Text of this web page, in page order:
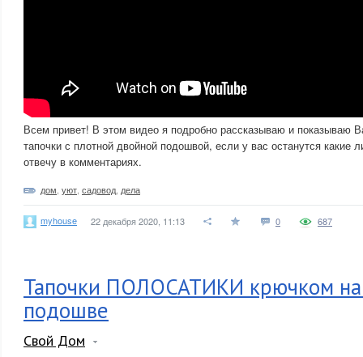
Всем привет! В этом видео я подробно рассказываю и показываю
тапочки с плотной двойной подошвой, если у вас останутся какие
отвечу в комментариях.
дом уют садовод дела
myhouse 22 декабря 2020, 11:13 0 687
Тапочки ПОЛОСАТИКИ крючком на
подошве
Свой Дом